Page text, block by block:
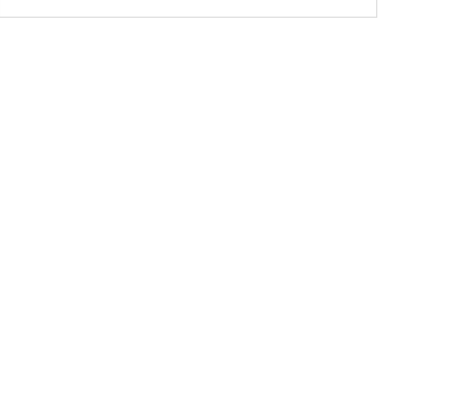
响；<&list>3.稳定器的转向胶套和球头